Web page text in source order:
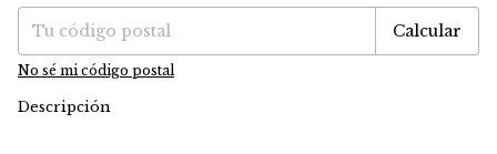
Calcular
No sé mi código postal
Descripción